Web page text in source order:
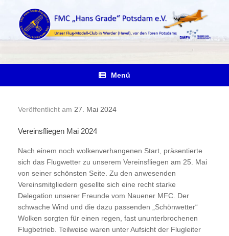
springen
Menü
Veröffentlicht am 27. Mai 2024
Vereinsfliegen Mai 2024
Nach einem noch wolkenverhangenen Start, präsentierte
sich das Flugwetter zu unserem Vereinsfliegen am 25. Mai
von seiner schönsten Seite. Zu den anwesenden
Vereinsmitgliedern gesellte sich eine recht starke
Delegation unserer Freunde vom Nauener MFC. Der
schwache Wind und die dazu passenden „Schönwetter“
Wolken sorgten für einen regen, fast ununterbrochenen
Flugbetrieb. Teilweise waren unter Aufsicht der Flugleiter